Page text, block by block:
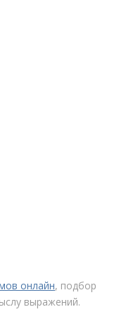
онлайн, подбор
выражений.